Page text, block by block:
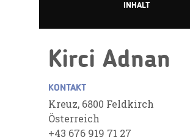
INHALT
Kirci Adnan
KONTAKT
Kreuz, 6800 Feldkirch
Österreich
+43 676 919 71 27